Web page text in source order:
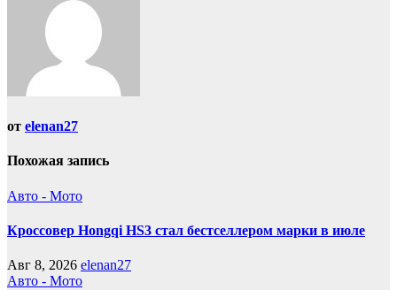
от elenan27
Похожая запись
Авто - Мото
Кроссовер Hongqi HS3 стал бестселлером марки в июле
Авг 8, 2026 elenan27
Авто - Мото